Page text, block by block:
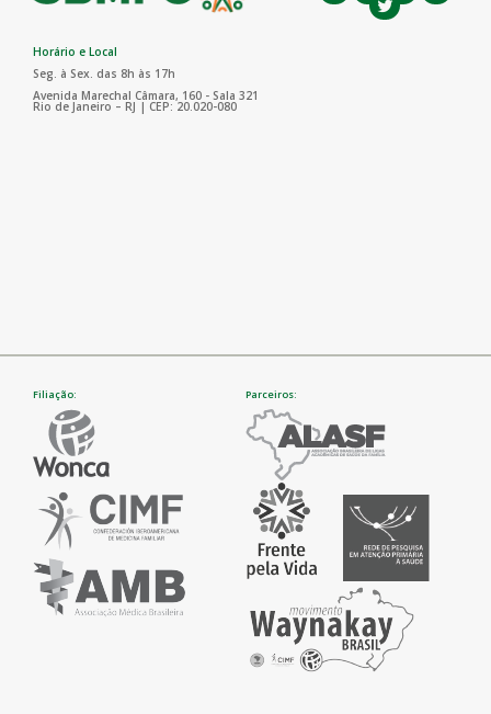
Horário e Local
Seg. à Sex. das 8h às 17h
Avenida Marechal Câmara, 160 - Sala 321
Rio de Janeiro – RJ | CEP: 20.020-080
Filiação: Parceiros: